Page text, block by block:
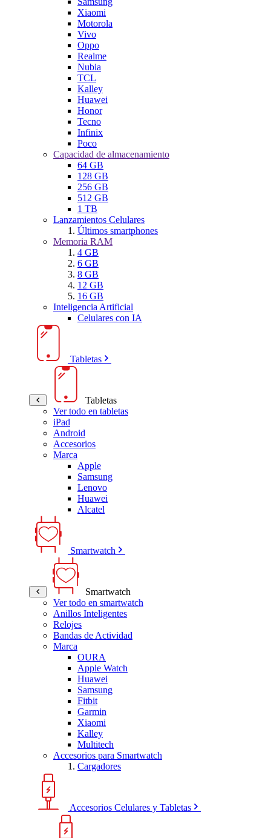
Xiaomi
Motorola
Vivo
Oppo
Realme
Nubia
TCL
Kalley
Huawei
Honor
Tecno
Infinix
Poco
Capacidad de almacenamiento
64 GB
128 GB
256 GB
512 GB
1 TB
Lanzamientos Celulares
Últimos smartphones
Memoria RAM
4 GB
6 GB
8 GB
12 GB
16 GB
Inteligencia Artificial
Celulares con IA
Tabletas
Tabletas
Ver todo en tabletas
iPad
Android
Accesorios
Marca
Apple
Samsung
Lenovo
Huawei
Alcatel
Smartwatch
Smartwatch
Ver todo en smartwatch
Anillos Inteligentes
Relojes
Bandas de Actividad
Marca
OURA
Apple Watch
Huawei
Samsung
Fitbit
Garmin
Xiaomi
Kalley
Multitech
Accesorios para Smartwatch
Cargadores
Accesorios Celulares y Tabletas